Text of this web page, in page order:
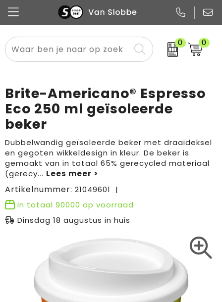
0 0
Alle categorieën
Snoep
Promo
Pennen
Notitieboekjes
Papier
Flessen
Glazen en karaffen
Merken
Meest gekozen
Sportkleding
Overig textiel
Boodschappen- en draagtassen
Sport & vrije tijd
Rugzakken
Brite-Americano® Espresso
Eco 250 ml geïsoleerde
beker
Dubbelwandig geïsoleerde beker met draaideksel
en gegoten wikkeldesign in kleur. De beker is
gemaakt van in totaal 65% gerecycled materiaal
(gerecy...
Artikelnummer: 21049601
In totaal 90000 op voorraad
Dinsdag 18 augustus in huis